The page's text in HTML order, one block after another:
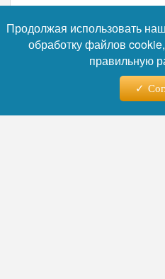
Читайте нас в
Продолжая использовать
обработку файлов
правильную